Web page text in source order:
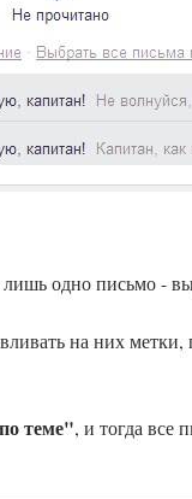
одно письмо -
на них метки,
теме", и тогда все